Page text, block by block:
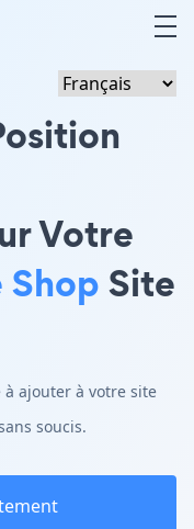
Votre
Site
à ajouter à votre site
soucis.